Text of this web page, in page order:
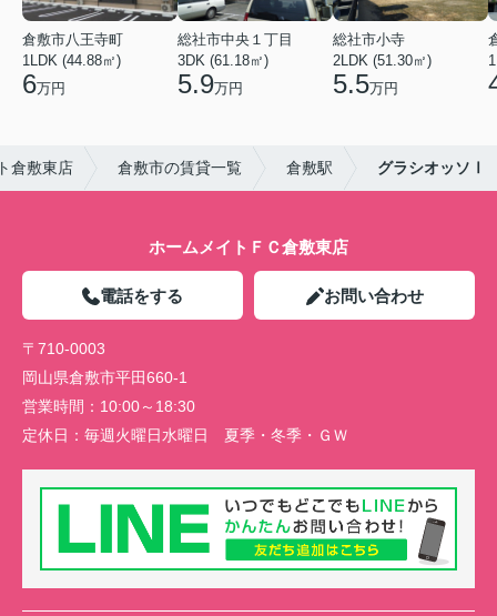
倉敷市八王寺町
1LDK (44.88㎡)
6万円
総社市中央１丁目
3DK (61.18㎡)
5.9万円
総社市小寺
2LDK (51.30㎡)
5.5万円
倉敷東店 倉敷市の賃貸一覧 倉敷駅 グラシオッソⅠ
ホームメイトＦＣ倉敷東店
電話をする お問い合わせ
〒710-0003
岡山県倉敷市平田660-1
営業時間： 10:00～18:30
定休日： 毎週火曜日水曜日 夏季・冬季・ＧＷ